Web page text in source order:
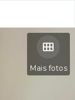
Mais fotos